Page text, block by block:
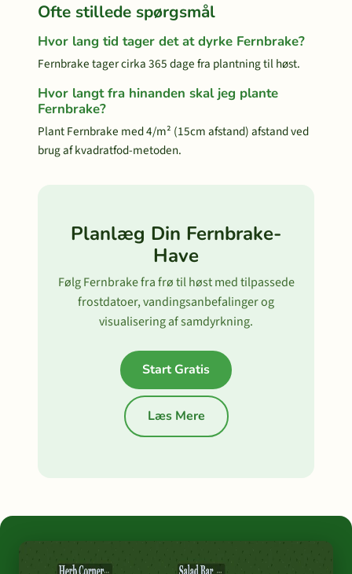
Ofte stillede spørgsmål
Hvor lang tid tager det at dyrke Fernbrake?
Fernbrake tager cirka 365 dage fra plantning til høst.
Hvor langt fra hinanden skal jeg plante
Fernbrake?
Plant Fernbrake med 4/m² (15cm afstand) afstand ved
brug af kvadratfod-metoden.
Planlæg Din Fernbrake-
Have
Følg Fernbrake fra frø til høst med tilpassede
frostdatoer, vandingsanbefalinger og
visualisering af samdyrkning.
Start Gratis
Læs Mere